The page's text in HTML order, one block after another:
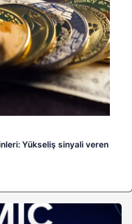
Yükseliş sinyali veren